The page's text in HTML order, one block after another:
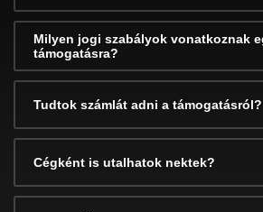
Milyen jogi szabályok vonatkoznak
támogatásra?
Tudtok számlát adni a támogatásról?
Cégként is utalhatok nektek?